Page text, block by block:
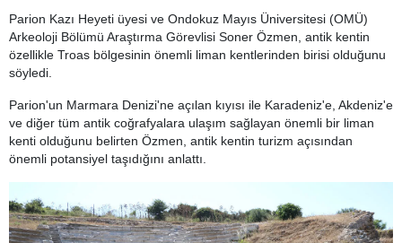
Parion Kazı Heyeti üyesi ve Ondokuz Mayıs Üniversitesi (OMÜ)
Arkeoloji Bölümü Araştırma Görevlisi Soner Özmen, antik kentin
özellikle Troas bölgesinin önemli liman kentlerinden birisi olduğunu
söyledi.
Parion'un Marmara Denizi'ne açılan kıyısı ile Karadeniz'e, Akdeniz'e
ve diğer tüm antik coğrafyalara ulaşım sağlayan önemli bir liman
kenti olduğunu belirten Özmen, antik kentin turizm açısından
önemli potansiyel taşıdığını anlattı.